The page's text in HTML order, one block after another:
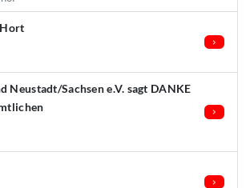
Neustadt/Sachsen e.V. sagt DANKE